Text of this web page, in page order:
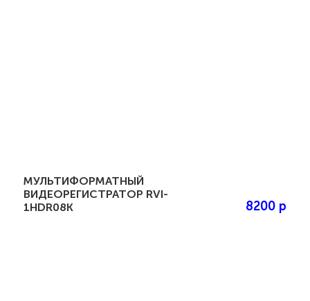
МУЛЬТИФОРМАТНЫЙ
ВИДЕОРЕГИСТРАТОР RVI-
1HDR08K
8200 р